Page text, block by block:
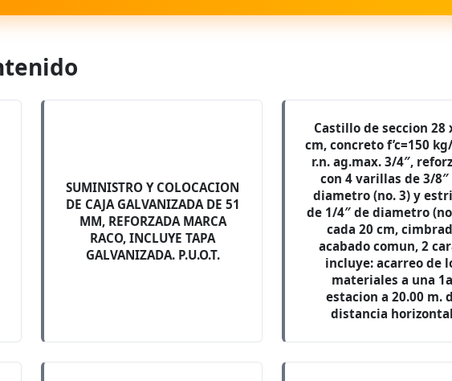
SUMINISTRO Y COLOCACION
DE CAJA GALVANIZADA DE 51
MM, REFORZADA MARCA
RACO, INCLUYE TAPA
GALVANIZADA. P.U.O.T.
Castillo de seccion 28
cm, concreto f’c=150
r.n. ag.max. 3/4″,
con 4 varillas de 3/8″
diametro (no. 3) y
de 1/4″ de diametro
cada 20 cm,
acabado comun, 2
incluye: acarreo de
materiales a una
estacion a 20.00 m.
distancia